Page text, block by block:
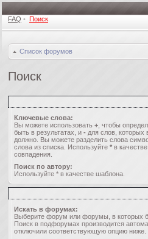
FAQ • Поиск
Список форумов
Поиск
Ключевые слова:
Вы можете использовать + , чтобы
быть в результатах, и - для слов, которых
должно. Вы можете разделить слова
слова из списка. Используйте * в
совпадения.
Поиск по автору:
Используйте * в качестве шаблона.
Искать в форумах:
Выберите форум или форумы, в которых
Поиск в подфорумах производится
отключили соответствующую опцию ниже.